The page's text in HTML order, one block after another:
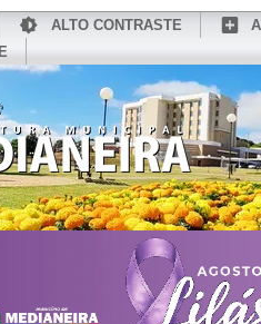
ALTO CONTRASTE
CONHEÇA MEDIANEIRA